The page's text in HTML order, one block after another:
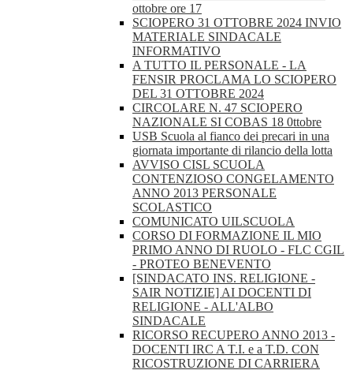
ottobre ore 17
SCIOPERO 31 OTTOBRE 2024 INVIO
MATERIALE SINDACALE
INFORMATIVO
A TUTTO IL PERSONALE - LA
FENSIR PROCLAMA LO SCIOPERO
DEL 31 OTTOBRE 2024
CIRCOLARE N. 47 SCIOPERO
NAZIONALE SI COBAS 18 0ttobre
USB Scuola al fianco dei precari in una
giornata importante di rilancio della lotta
AVVISO CISL SCUOLA
CONTENZIOSO CONGELAMENTO
ANNO 2013 PERSONALE
SCOLASTICO
COMUNICATO UILSCUOLA
CORSO DI FORMAZIONE IL MIO
PRIMO ANNO DI RUOLO - FLC CGIL
- PROTEO BENEVENTO
[SINDACATO INS. RELIGIONE -
SAIR NOTIZIE] AI DOCENTI DI
RELIGIONE - ALL'ALBO
SINDACALE
RICORSO RECUPERO ANNO 2013 -
DOCENTI IRC A T.I. e a T.D. CON
RICOSTRUZIONE DI CARRIERA